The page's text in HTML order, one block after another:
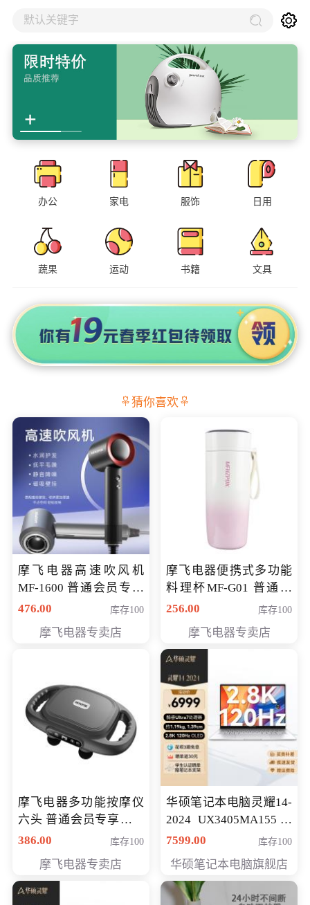
默认关键字
办公 家电 服饰 日用
蔬果 运动 书籍 文具
猜你喜欢
摩飞电器高速吹风机
MF-1600 普通会员专享
价298元
476.00 库存100
摩飞电器专卖店
摩飞电器便携式多功能
料理杯MF-G01 普通会
员专享价格118元
256.00 库存100
摩飞电器专卖店
摩飞电器多功能按摩仪
六头 普通会员专享价格
199元
386.00 库存100
摩飞电器专卖店
华硕笔记本电脑灵耀14-
2024 UX3405MA155冰
川银 oled 智慧轻薄本 会
7599.00 库存100
华硕笔记本电脑旗舰店